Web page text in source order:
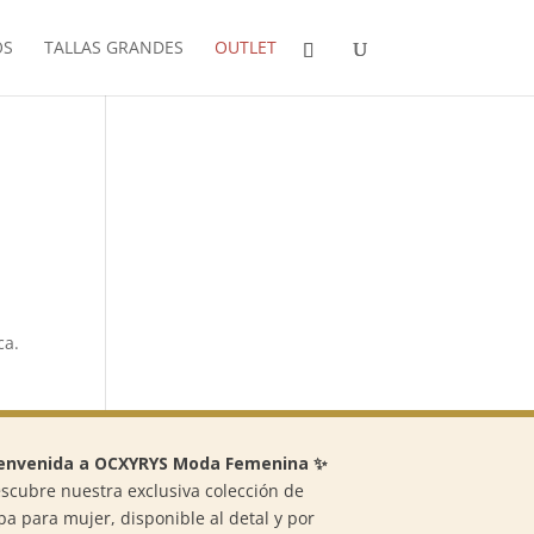
TALLAS GRANDES OUTLET
a OCXYRYS Moda Femenina ✨
nuestra exclusiva colección de
para mujer, disponible al detal y por